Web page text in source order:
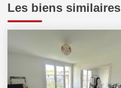
Les biens similaires